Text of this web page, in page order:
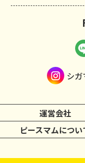
運営会社
ピースマムについ
シガ